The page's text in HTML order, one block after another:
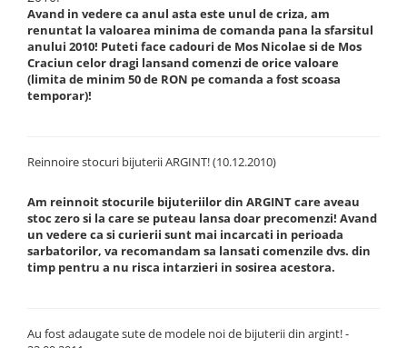
Avand in vedere ca anul asta este unul de criza, am
renuntat la valoarea minima de comanda pana la sfarsitul
anului 2010! Puteti face cadouri de Mos Nicolae si de Mos
Craciun celor dragi lansand comenzi de orice valoare
(limita de minim 50 de RON pe comanda a fost scoasa
temporar)!
Reinnoire stocuri bijuterii ARGINT! (10.12.2010)
Am reinnoit stocurile bijuteriilor din ARGINT care aveau
stoc zero si la care se puteau lansa doar precomenzi! Avand
un vedere ca si curierii sunt mai incarcati in perioada
sarbatorilor, va recomandam sa lansati comenzile dvs. din
timp pentru a nu risca intarzieri in sosirea acestora.
Au fost adaugate sute de modele noi de bijuterii din argint! -